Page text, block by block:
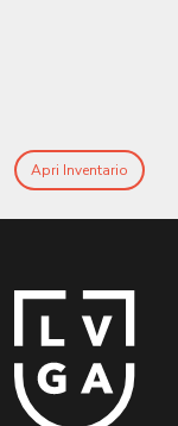
Apri Inventario